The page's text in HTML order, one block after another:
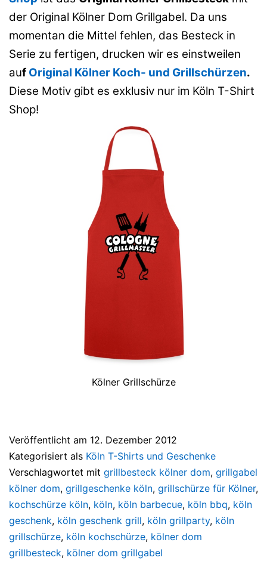
der Original Kölner Dom Grillgabel. Da uns
momentan die Mittel fehlen, das Besteck in
Serie zu fertigen, drucken wir es einstweilen
auf Original Kölner Koch- und Grillschürzen.
Diese Motiv gibt es exklusiv nur im Köln T-Shirt
Shop!
Kölner Grillschürze
Veröffentlicht am 12. Dezember 2012
Kategorisiert als Köln T-Shirts und Geschenke
Verschlagwortet mit grillbesteck kölner dom, grillgabel
kölner dom, grillgeschenke köln, grillschürze für Kölner,
kochschürze köln, köln, köln barbecue, köln bbq, köln
geschenk, köln geschenk grill, köln grillparty, köln
grillschürze, köln kochschürze, kölner dom
grillbesteck, kölner dom grillgabel